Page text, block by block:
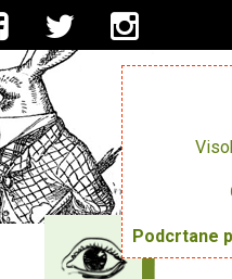
Podcrtane